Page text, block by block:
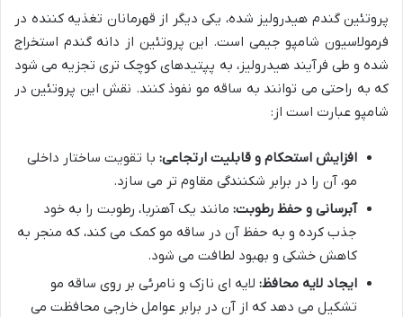
پروتئین گندم هیدرولیز شده، یکی دیگر از قهرمانان تغذیه کننده در
فرمولاسیون شامپو جیمی است. این پروتئین از دانه گندم استخراج
شده و طی فرآیند هیدرولیز، به پپتیدهای کوچک تری تجزیه می شود
که به راحتی می توانند به ساقه مو نفوذ کنند. نقش این پروتئین در
شامپو عبارت است از:
افزایش استحکام و قابلیت ارتجاعی: با تقویت ساختار داخلی
مو، آن را در برابر شکنندگی مقاوم تر می سازد.
آبرسانی و حفظ رطوبت: مانند یک آهنربا، رطوبت را به خود
جذب کرده و به حفظ آن در ساقه مو کمک می کند، که منجر به
کاهش خشکی و بهبود لطافت می شود.
ایجاد لایه محافظ: لایه ای نازک و نامرئی بر روی ساقه مو
تشکیل می دهد که از آن در برابر عوامل خارجی محافظت می